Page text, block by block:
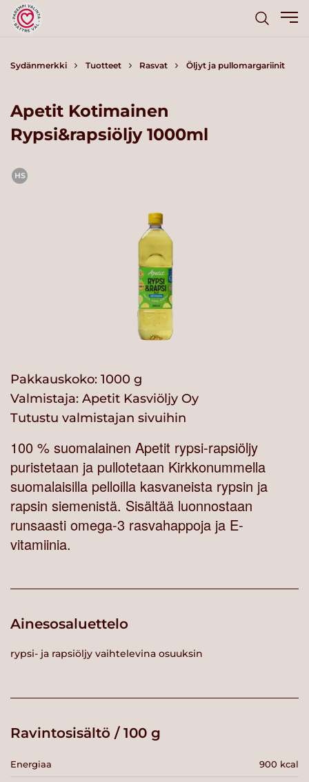
Sydänmerkki Tuotteet Rasvat Öljyt ja pullomargariinit
Apetit Kotimainen
Rypsi&rapsiöljy 1000ml
HS
Pakkauskoko: 1000 g
Valmistaja: Apetit Kasviöljy Oy
Tutustu valmistajan sivuihin
100 % suomalainen Apetit rypsi-rapsiöljy
puristetaan ja pullotetaan Kirkkonummella
suomalaisilla pelloilla kasvaneista rypsin ja
rapsin siemenistä. Sisältää luonnostaan
runsaasti omega-3 rasvahappoja ja E-
vitamiinia.
Ainesosaluettelo
rypsi- ja rapsiöljy vaihtelevina osuuksin
Ravintosisältö / 100 g
Energiaa 900 kcal